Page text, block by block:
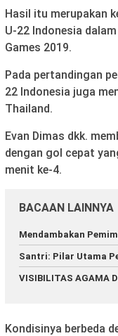
Hasil itu merupakan
U-22 Indonesia
Games 2019.
Pada pertandingan
22 Indonesia juga
Thailand.
Evan Dimas dkk.
dengan gol cepat
menit ke-4.
BACAAN LAINNYA
Mendambakan
Santri: Pilar Utama
VISIBILITAS AGAMA
Kondisinya berbeda